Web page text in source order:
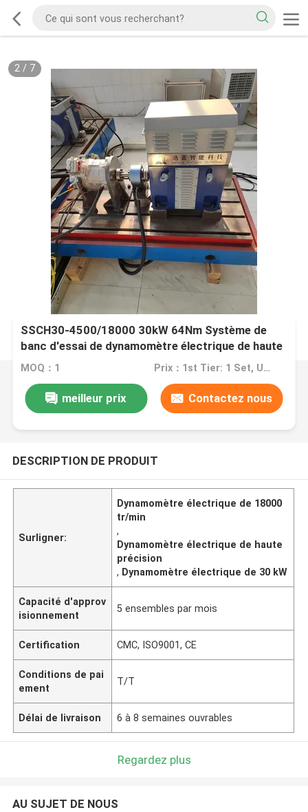
2/ 7
SSCH30-4500/18000 30kW 64Nm Système de
banc d'essai de dynamomètre électrique de haute
précision de haute fiabilité et rentable pour tester
les performances des moteurs EV tels que le
couple et la puissance
MOQ：1 Prix：1st Tier: 1 Set, Unit Price USD 3.00 2nd Tier: 2-5 Sets, Unit Price USD 2.00 3rd Tier: Over 5 Sets, Unit Price USD 1.00
meilleur prix Contactez nous
DESCRIPTION DE PRODUIT
Surligner:
Dynamomètre électrique de 18000
tr/min
,
Dynamomètre électrique de haute
précision
, Dynamomètre électrique de 30 kW
Capacité d'approv
isionnement
5 ensembles par mois
Certification CMC, ISO9001, CE
Conditions de pai
ement
T/T
Délai de livraison 6 à 8 semaines ouvrables
Regardez plus
AU SUJET DE NOUS